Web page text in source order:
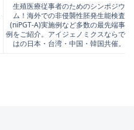
生殖医療従事者のためのシンポジウ
ム！海外での非侵襲性胚発生能検査
(niPGT-A)実施例など多数の最先端事
例をご紹介。アイジェノミクスならで
はの日本・台湾・中国・韓国共催。